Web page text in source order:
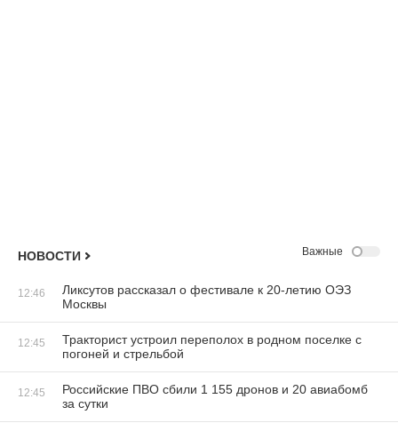
НОВОСТИ Важные
12:46
Ликсутов рассказал о фестивале к 20-летию ОЭЗ
Москвы
12:45
Тракторист устроил переполох в родном поселке с
погоней и стрельбой
12:45
Российские ПВО сбили 1 155 дронов и 20 авиабомб
за сутки